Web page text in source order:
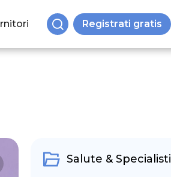
Registrati gratis
Salute & Specialisti